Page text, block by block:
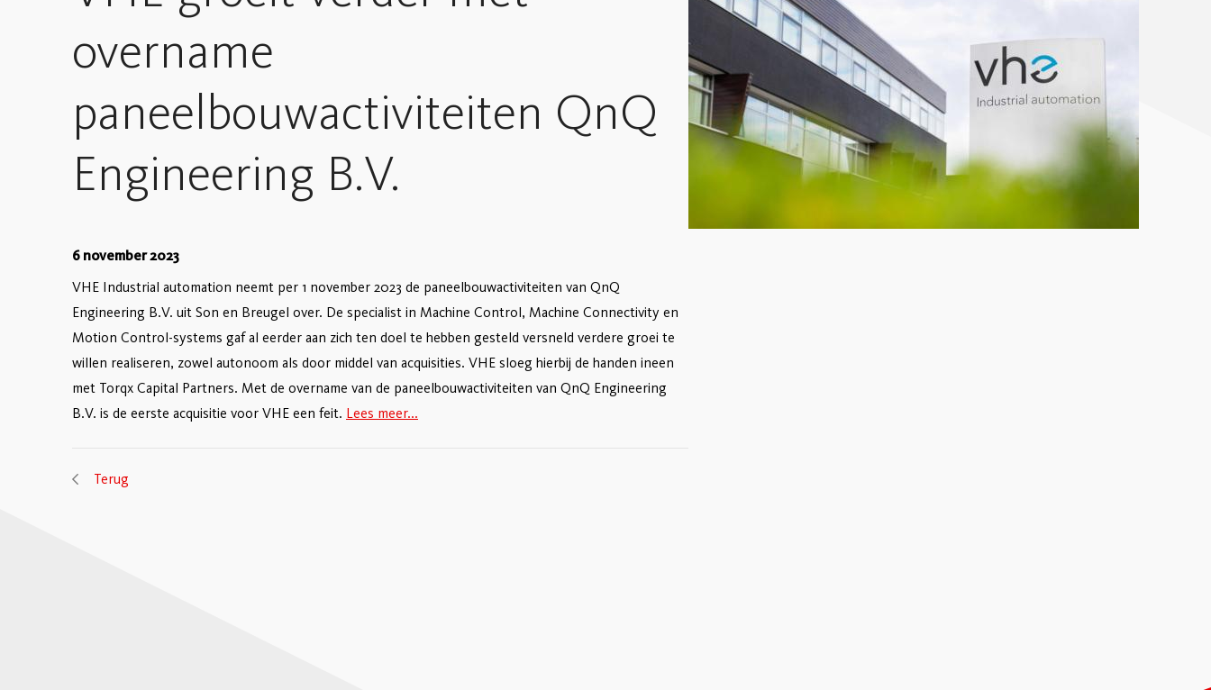
overname
paneelbouwactiviteiten QnQ
Engineering B.V.
6 november 2023
VHE Industrial automation neemt per 1 november 2023 de paneelbouwactiviteiten van QnQ
Engineering B.V. uit Son en Breugel over. De specialist in Machine Control, Machine Connectivity en
Motion Control-systems gaf al eerder aan zich ten doel te hebben gesteld versneld verdere groei te
willen realiseren, zowel autonoom als door middel van acquisities. VHE sloeg hierbij de handen ineen
met Torqx Capital Partners. Met de overname van de paneelbouwactiviteiten van QnQ Engineering
B.V. is de eerste acquisitie voor VHE een feit. Lees meer...
Terug